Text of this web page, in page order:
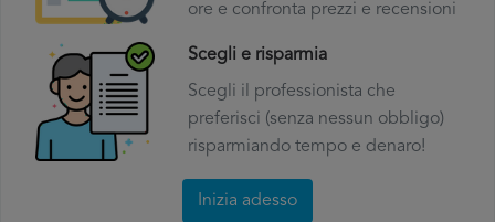
ore e confronta prezzi e recensioni
Scegli e risparmia
Scegli il professionista che
preferisci (senza nessun obbligo)
risparmiando tempo e denaro!
Inizia adesso